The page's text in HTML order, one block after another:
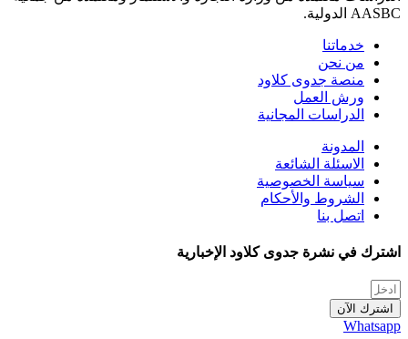
AASBC الدولية.
خدماتنا
من نحن
منصة جدوى كلاود
ورش العمل
الدراسات المجانية
المدونة
الاسئلة الشائعة
سياسة الخصوصية
الشروط والأحكام
اتصل بنا
اشترك في نشرة جدوى كلاود الإخبارية
اشترك الآن
Whatsapp